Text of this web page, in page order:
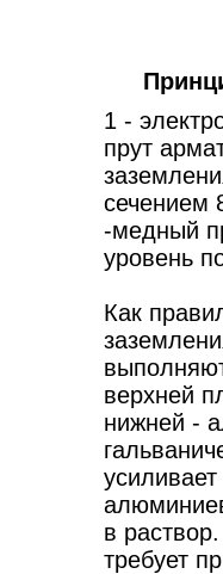
1 -
прут
сечением
-медный
уровень
Как
верхней
нижней -
в
требует